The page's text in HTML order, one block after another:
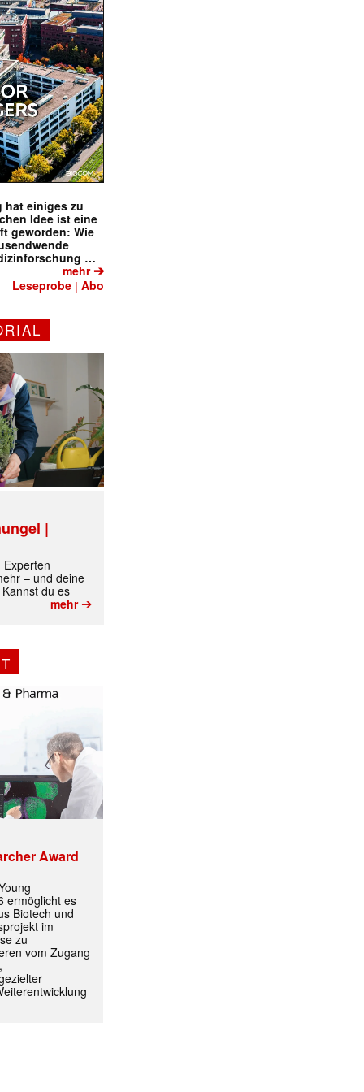
hat einiges zu
Idee ist eine
geworden: Wie
…
mehr➔
Leseprobe |Abo
|
Experten
– und deine
du es
mehr➔
Award
ermöglicht es
Biotech und
im
zu
vom Zugang